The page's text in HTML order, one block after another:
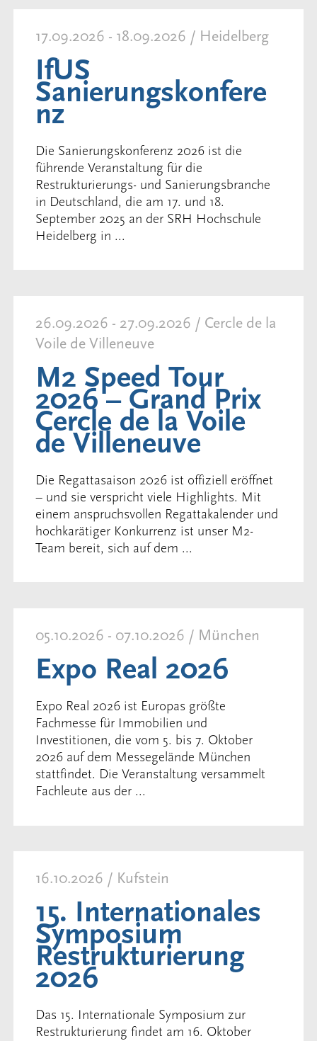
17.09.2026 - 18.09.2026 / Heidelberg
IfUS
Sanierungskonfere
nz
Die Sanierungskonferenz 2026 ist die
führende Veranstaltung für die
Restrukturierungs- und Sanierungsbranche
in Deutschland, die am 17. und 18.
September 2025 an der SRH Hochschule
Heidelberg in ...
26.09.2026 - 27.09.2026 / Cercle de la
Voile de Villeneuve
M2 Speed Tour
2026 – Grand Prix
Cercle de la Voile
de Villeneuve
Die Regattasaison 2026 ist offiziell eröffnet
– und sie verspricht viele Highlights. Mit
einem anspruchsvollen Regattakalender und
hochkarätiger Konkurrenz ist unser M2-
Team bereit, sich auf dem ...
05.10.2026 - 07.10.2026 / München
Expo Real 2026
Expo Real 2026 ist Europas größte
Fachmesse für Immobilien und
Investitionen, die vom 5. bis 7. Oktober
2026 auf dem Messegelände München
stattfindet. Die Veranstaltung versammelt
Fachleute aus der ...
16.10.2026 / Kufstein
15. Internationales
Symposium
Restrukturierung
2026
Das 15. Internationale Symposium zur
Restrukturierung findet am 16. Oktober